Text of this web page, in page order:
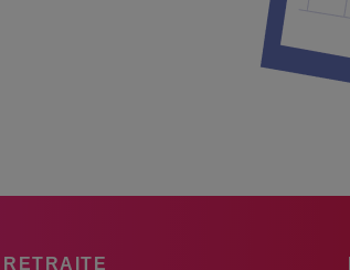
RETRAITE